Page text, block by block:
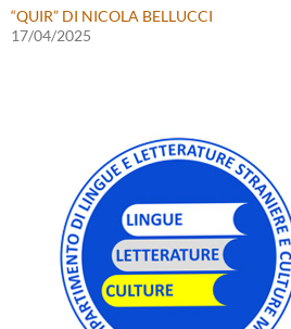
“QUIR” DI NICOLA BELLUCCI
17/04/2025